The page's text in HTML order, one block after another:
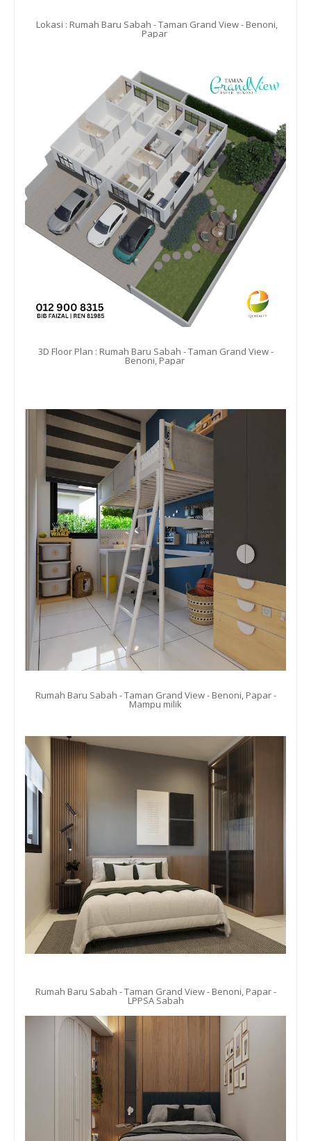
Lokasi : Rumah Baru Sabah - Taman Grand View - Benoni,
Papar
3D Floor Plan : Rumah Baru Sabah - Taman Grand View -
Benoni, Papar
Rumah Baru Sabah - Taman Grand View - Benoni, Papar -
Mampu milik
Rumah Baru Sabah - Taman Grand View - Benoni, Papar -
LPPSA Sabah